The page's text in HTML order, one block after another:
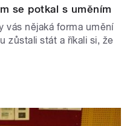
se potkal s uměním
vás nějaká forma umění
zůstali stát a říkali si, že